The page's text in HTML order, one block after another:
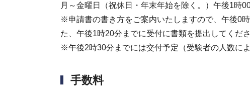
月～金曜日（祝休日・年末年始を除く。）午後1時
※申請書の書き方をご案内いたしますので、午後0
た、午後1時20分までに受付に書類を提出してくださ
※午後2時30分までには交付予定（受験者の人数によ
手数料